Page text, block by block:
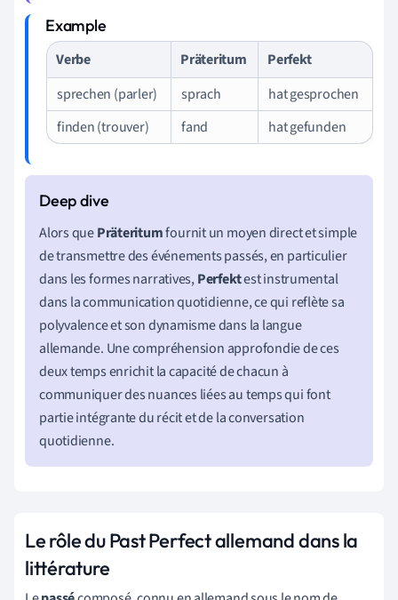
Verbe Präteritum
Perfekt
sprechen (parler)
sprach
hat gesprochen
finden (trouver)
fand hat gefunden
Alors quePräteritumfournit un moyen direct et simple
de transmettre des événements passés, en particulier
dans les formes narratives, Perfektest instrumental
dans la communication quotidienne, ce qui reflète sa
polyvalence et son dynamisme dans la langue
allemande. Une compréhension approfondie de ces
deux temps enrichit la capacité de chacun à
communiquer des nuances liées au temps qui font
partie intégrante du récit et de la conversation
quotidienne.
Le rôle du Past Perfect allemand dans la
littérature